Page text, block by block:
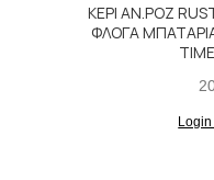
ΚΕΡΙ ΑΝ.ΡΟΖ
ΦΛΟΓΑ